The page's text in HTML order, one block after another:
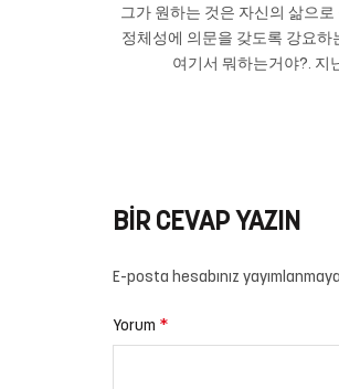
그가 원하는 것은 자신의 삶으
정체성에 의문을 갖도록 강요
여기서 뭐하는거야?. 지
BIR CEVAP YAZIN
E-posta hesabınız
Yorum *